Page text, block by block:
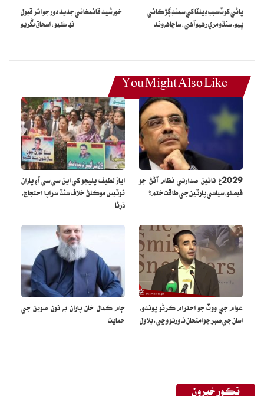
پاڻي کوٽ سبب ڊيلٽا کي سمنڊ ڳڙڪائي
پيو، سنڌو مري رهيو آهي: ساڃاهه وند
خورشيد قائمخاني جديد دور جو اثر قبول
نھ ڪيو: اسحاق مڱريو
You Might Also Like
2029ع تائين صدارتي نظام آڻڻ جو
فيصلو، سياسي پارٽين جي طاقت ختم؟
اياز لطيف پليجو کي اين سي سي آءِ پاران
نوٽيس موڪلڻ خلاف سنڌ سراپا احتجاج،
ڌرڻا
عوام جي ووٽ جو احترام ڪرڻو پوندو،
اسان جي صبر جو امتحان نه ورتو وڃي:بلاول
ڄام ڪمال خان پاران به نون صوبن جي
حمايت